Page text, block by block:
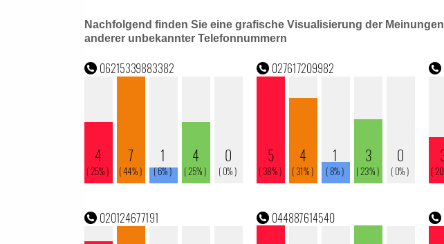
Nachfolgend finden Sie eine grafische Visualisierung der Meinungen
anderer unbekannter Telefonnummern